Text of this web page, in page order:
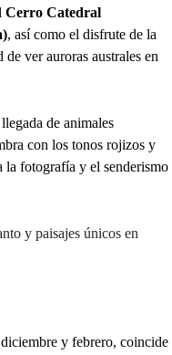
Cerro Catedral
, así como el disfrute de la
ver auroras australes en
de animales
con los tonos rojizos y
la fotografía y el senderismo
y paisajes únicos en
y febrero, coincide